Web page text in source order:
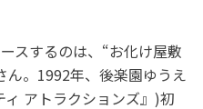
スするのは、“お化け屋敷
ん。1992年、後楽園ゆうえ
アトラクションズ』)初